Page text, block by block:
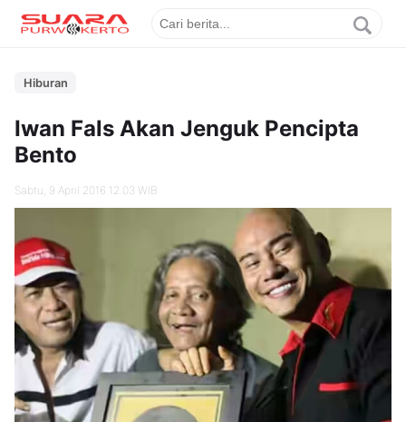
Hiburan
Iwan Fals Akan Jenguk Pencipta
Bento
Sabtu, 9 April 2016 12.03 WIB